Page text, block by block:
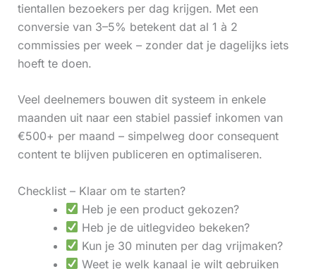
tientallen bezoekers per dag krijgen. Met een
conversie van 3–5% betekent dat al 1 à 2
commissies per week – zonder dat je dagelijks iets
hoeft te doen.
Veel deelnemers bouwen dit systeem in enkele
maanden uit naar een stabiel passief inkomen van
€500+ per maand – simpelweg door consequent
content te blijven publiceren en optimaliseren.
Checklist – Klaar om te starten?
Heb je een product gekozen?
Heb je de uitlegvideo bekeken?
Kun je 30 minuten per dag vrijmaken?
Weet je welk kanaal je wilt gebruiken